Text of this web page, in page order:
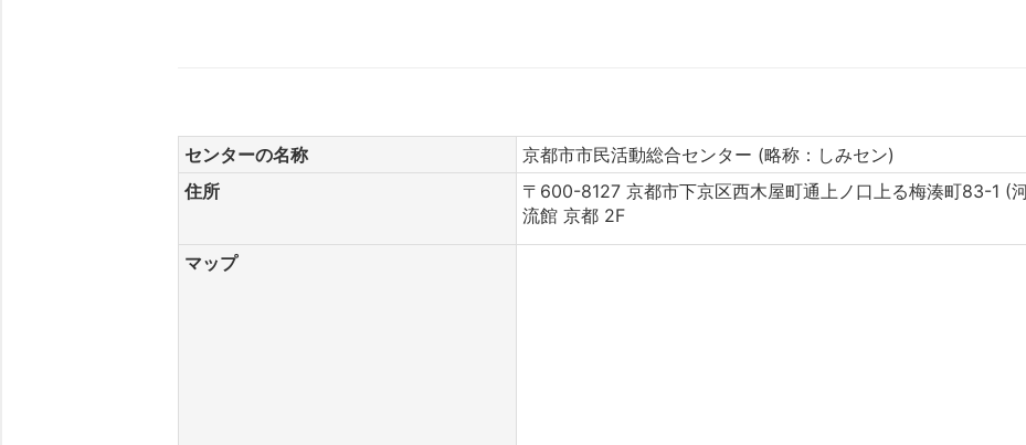
センターの名称
京都市市民活動総合センター (略称：しみセン)
住所
〒600-8127 京都市下京区西木屋町通上ノ口上る梅湊町83-1 (
流館 京都 2F
マップ